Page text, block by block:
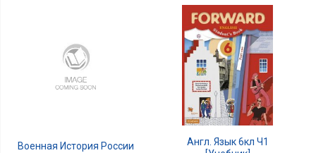
Военная История России
Англ. Язык 6кл Ч1